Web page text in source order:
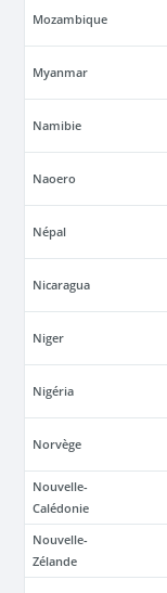
Mozambique
Myanmar
Namibie
Naoero
Népal
Nicaragua
Niger
Nigéria
Norvège
Nouvelle-
Calédonie
Nouvelle-
Zélande